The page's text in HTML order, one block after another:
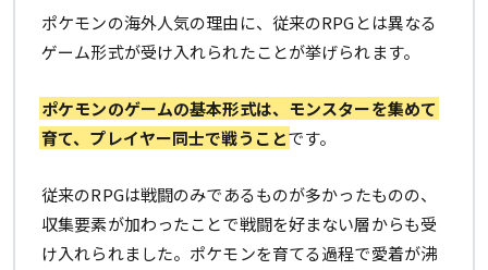
ポケモンの海外人気の理由に、従来のRPGとは異なる
ゲーム形式が受け入れられたことが挙げられます。
ポケモンのゲームの基本形式は、モンスターを集めて
育て、プレイヤー同士で戦うことです。
従来のRPGは戦闘のみであるものが多かったものの、
収集要素が加わったことで戦闘を好まない層からも受
け入れられました。ポケモンを育てる過程で愛着が沸